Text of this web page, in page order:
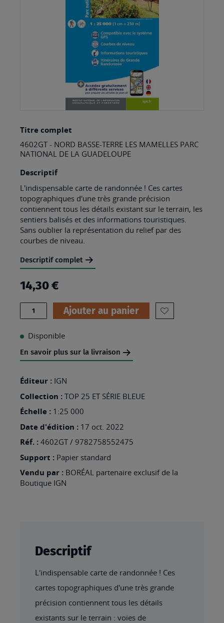
to
the
of
the
images
gallery
Titre complet
4602GT - NORD BASSE-TERRE LES MAMELLES PARC
NATIONAL DE LA GUADELOUPE
Descriptif
L'indispensable carte de randonnée ! Ces cartes
topographiques d'une très grande précision
contiennent tous les détails existant sur le terrain, les
sentiers balisés et des informations touristiques.
Sans oublier la représentation du relief par des
courbes de niveau.
Descriptif complet
14,30 €
Quantité Ajouter au panier
AJOUTER
TERRE
Disponible
En savoir plus sur la livraison
Éditeur : IGN
Collection : TOP 25 ET SÉRIE BLEUE
Échelle : 1:25 000
Date d'édition : 17 oct. 2022
Réf. : 4602GT / 9782758552475
Support : Papier standard
Vendu par : BORÉAL partenaire exclusif de la
Boutique IGN
Descriptif
L'indispensable carte de randonnée ! Ces
cartes topographiques d'une très grande
précision contiennent tous les détails
existants sur le terrain : voies de